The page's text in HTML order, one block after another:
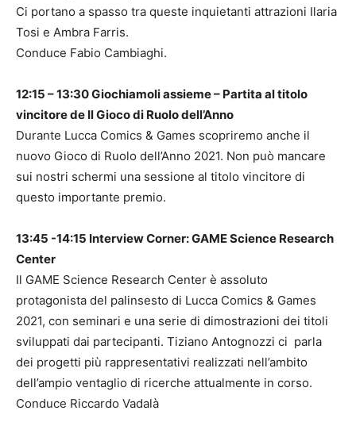
Ci portano a spasso tra queste inquietanti attrazioni Ilaria
Tosi e Ambra Farris.
Conduce Fabio Cambiaghi.
12:15 – 13:30Giochiamoli assieme – Partita al titolo
vincitore de Il Gioco di Ruolo dell’Anno
Durante Lucca Comics & Games scopriremo anche il
nuovo Gioco di Ruolo dell’Anno 2021. Non può mancare
sui nostri schermi una sessione al titolo vincitore di
questo importante premio.
13:45 -14:15 Interview Corner: GAME Science Research
Center
Il GAME Science Research Center è assoluto
protagonista del palinsesto di Lucca Comics & Games
2021, con seminari e una serie di dimostrazioni dei titoli
sviluppati dai partecipanti. Tiziano Antognozzi ci parla
dei progetti più rappresentativi realizzati nell’ambito
dell’ampio ventaglio di ricerche attualmente in corso.
Conduce Riccardo Vadalà